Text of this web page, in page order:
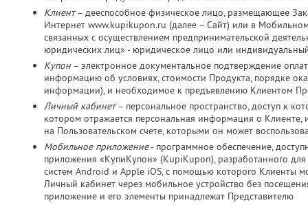
Клиент– дееспособное физическое лицо, размещающее
Интернет www.kupikupon.ru (далее – Сайт) или в
связанных с осуществлением предпринимательской
юридических лиц» - юридическое лицо или
Купон – электронное документальное подтверждение
информацию об условиях, стоимости Продукта, порядке
информации), и необходимое к предъявлению Клиентом
Личный кабинет– персональное пространство, доступ к
котором отражается персональная информация о Клиенте,
на Пользовательском счете, которыми он может
Мобильное приложение- программное обеспечение,
приложения «КупиКупон» (KupiKupon), разработанного
систем Android и Apple iOS, с помощью которого Клиенты
Личный кабинет через мобильное устройство без
приложение и его элементы принадлежат Представителю